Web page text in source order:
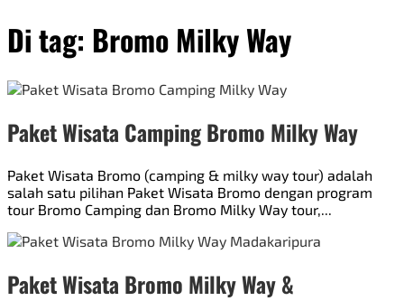
Di tag: Bromo Milky Way
Paket Wisata Camping Bromo Milky Way
Paket Wisata Bromo (camping & milky way tour) adalah
salah satu pilihan Paket Wisata Bromo dengan program
tour Bromo Camping dan Bromo Milky Way tour,...
Paket Wisata Bromo Milky Way &